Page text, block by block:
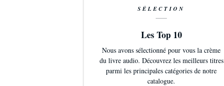
SÉLECTION
Les Top 10
Nous avons sélectionné pour vous la crème
du livre audio. Découvrez les meilleurs titres
parmi les principales catégories de notre
catalogue.